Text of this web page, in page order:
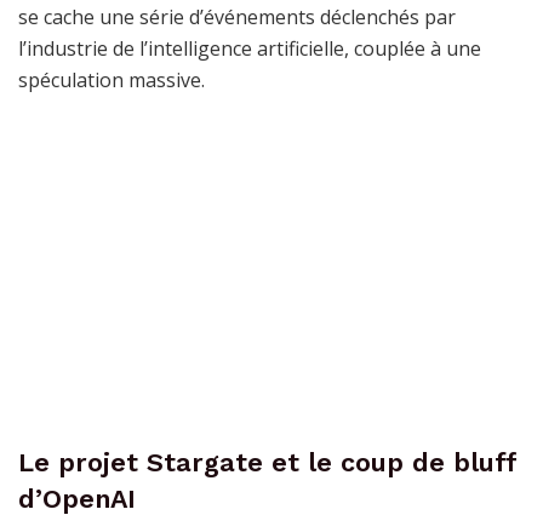
se cache une série d’événements déclenchés par
l’industrie de l’intelligence artificielle, couplée à une
spéculation massive.
Le projet Stargate et le coup de bluff
d’OpenAI